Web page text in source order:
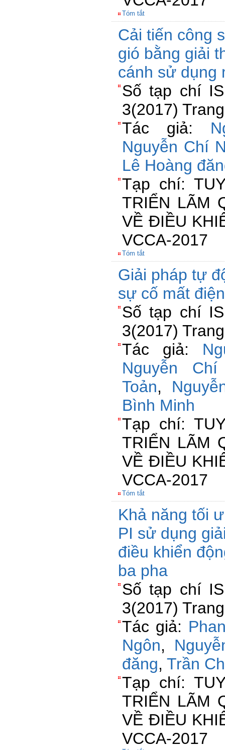
Tóm tắt
Cải tiến công
gió bằng giải
cánh sử dụng
Số tạp chí
3(2017)
Tác giả:
Nguyễn Chí
Lê Hoàng
Tạp chí:
TRIỂN LÃM
VỀ ĐIỀU
VCCA-2017
Tóm tắt
Giải pháp tự
sự cố mất điện
Số tạp chí
3(2017)
Tác giả:
Nguyễn Chí
Toản,
Bình Minh
Tạp chí:
TRIỂN LÃM
VỀ ĐIỀU
VCCA-2017
Tóm tắt
Khả năng tối
PI sử dụng
điều khiển
ba pha
Số tạp chí
3(2017)
Tác giả:
Ngôn,
đăng, Trần
Tạp chí:
TRIỂN LÃM
VỀ ĐIỀU
VCCA-2017